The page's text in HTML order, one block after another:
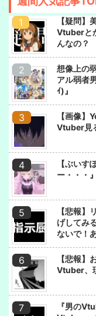
【疑問】
Vtuberと
んなの？
想像上の
アル弱者
ｲ)』
【画像】
Vtuber見
【ぶいす
ー・・・』
【悲報】
げしてみ
ないで！
【悲報
Vtuber、
『男の